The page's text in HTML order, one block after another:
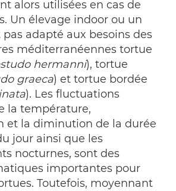
alors utilisées en cas de
Un élevage indoor ou un
pas adapté aux besoins des
méditerranéennes tortue
hermanni), tortue
graeca) et tortue bordée
). Les fluctuations
la température,
et la diminution de la durée
jour ainsi que les
nocturnes, sont des
importantes pour
Toutefois, moyennant